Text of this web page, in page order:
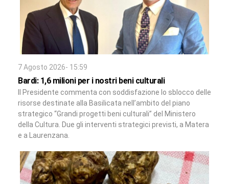
7 Agosto 2026- 15:59
Bardi: 1,6 milioni per i nostri beni culturali
Il Presidente commenta con soddisfazione lo sblocco delle
risorse destinate alla Basilicata nell’ambito del piano
strategico “Grandi progetti beni culturali” del Ministero
della Cultura. Due gli interventi strategici previsti, a Matera
e a Laurenzana.